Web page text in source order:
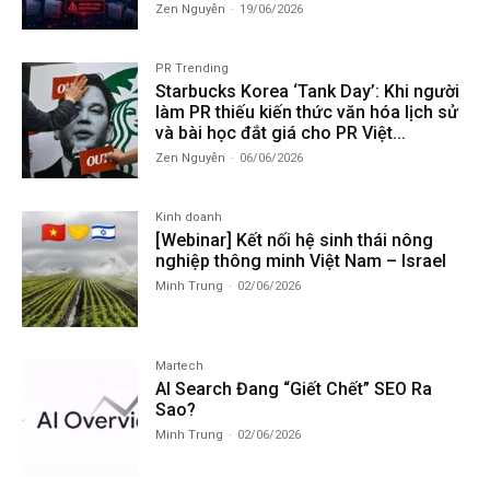
Zen Nguyễn - 19/06/2026
PR Trending
Starbucks Korea ‘Tank Day’: Khi người
làm PR thiếu kiến thức văn hóa lịch sử
và bài học đắt giá cho PR Việt...
Zen Nguyễn - 06/06/2026
Kinh doanh
[Webinar] Kết nối hệ sinh thái nông
nghiệp thông minh Việt Nam – Israel
Minh Trung - 02/06/2026
Martech
AI Search Đang “Giết Chết” SEO Ra
Sao?
Minh Trung - 02/06/2026